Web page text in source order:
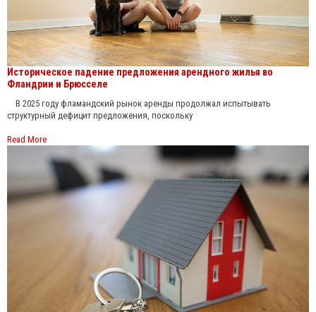
Историческое падение предложения арендного жилья во
Фландрии и Брюсселе
В 2025 году фламандский рынок аренды продолжал испытывать
структурный дефицит предложения, поскольку
Read More